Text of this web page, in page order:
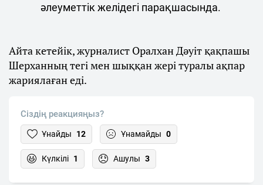
әлеуметтік желідегі парақшасында.
Айта кетейік, журналист Оралхан Дәуіт қақпашы
Шерханның тегі мен шыққан жері туралы ақпар
жариялаған еді.
Сіздің реакцияңыз?
Ұнайды 12 Ұнамайды 0
Күлкілі 1 Ашулы 3